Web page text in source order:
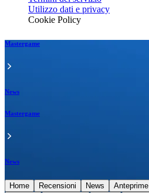
Utilizzo dati e privacy
Cookie Policy
Mastergame
News
Mastergame
News
Home Recensioni News Anteprime